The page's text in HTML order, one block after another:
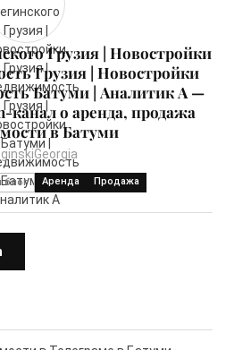
Грузия | Новостройки
Грузия | Новостройки
Батуми | Аналитик А —
канал о аренда, продажа
в Батуми
блог Аренда Продажа